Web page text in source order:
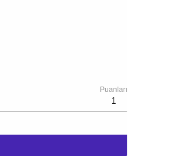
Puanları
1